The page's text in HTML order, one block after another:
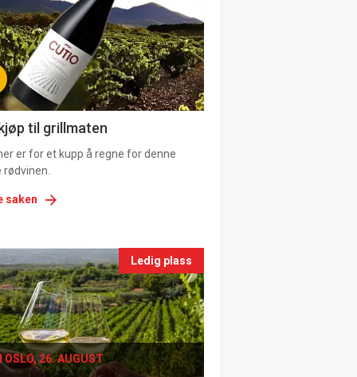
til grillmaten
er for et kupp å regne for denne
rødvinen.
saken
Ledig plass
OSLO, 26. AUGUST